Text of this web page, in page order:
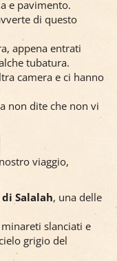
è favoloso,
piscina e un
di Mirbat.
l’esagerata
dal mare.
per pochi
aprite le finestre,
e pavimento.
di questo
appena entrati
tubatura.
camera e ci hanno
dite che non vi